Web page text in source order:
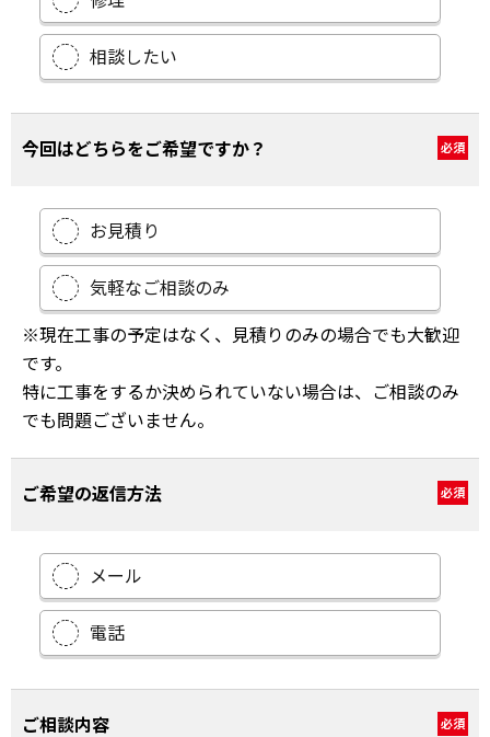
相談したい
今回はどちらをご希望ですか？ 必須
お見積り
気軽なご相談のみ
※現在工事の予定はなく、見積りのみの場合でも大歓迎
です。
特に工事をするか決められていない場合は、ご相談のみ
でも問題ございません。
ご希望の返信方法 必須
メール
電話
ご相談内容 必須